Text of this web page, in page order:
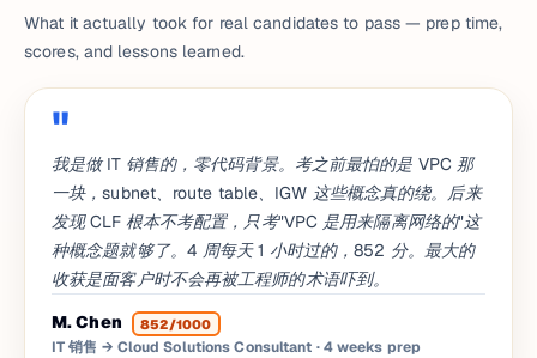
What it actually took for real candidates to pass — prep time,
scores, and lessons learned.
我是做 IT 销售的，零代码背景。考之前最怕的是 VPC 那
一块，subnet、route table、IGW 这些概念真的绕。后来
发现 CLF 根本不考配置，只考"VPC 是用来隔离网络的"这
种概念题就够了。4 周每天 1 小时过的，852 分。最大的
收获是面客户时不会再被工程师的术语吓到。
M. Chen
852/1000
IT 销售 → Cloud Solutions Consultant · 4 weeks prep